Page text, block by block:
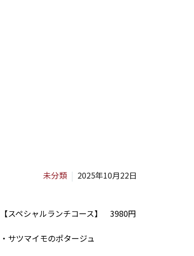
未分類 2025年10月22日
【スペシャルランチコース】 3980円
・サツマイモのポタージュ